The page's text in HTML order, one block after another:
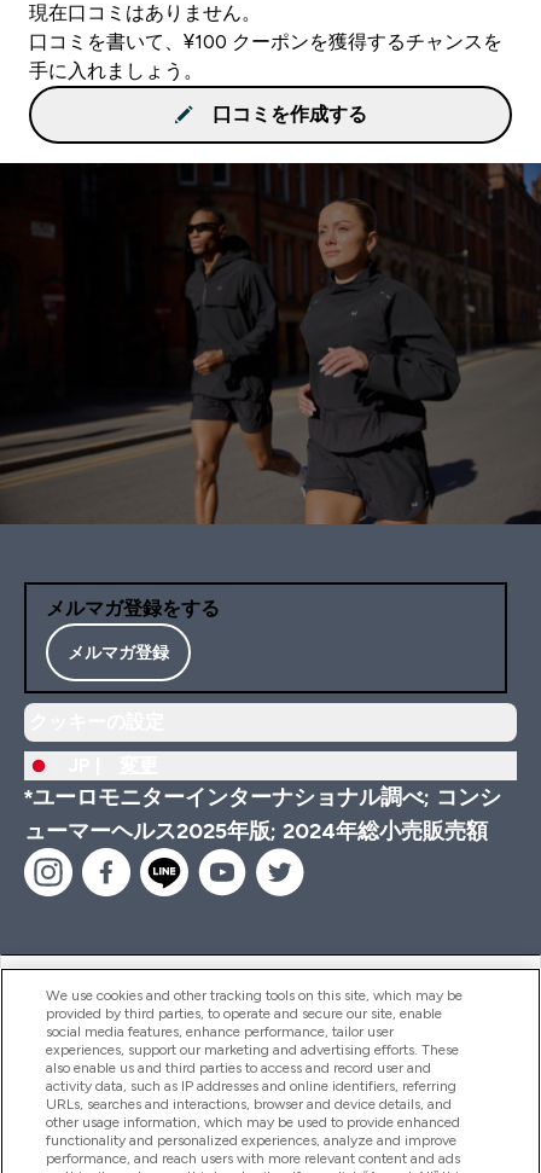
現在口コミはありません。
口コミを書いて、¥100 クーポンを獲得するチャンスを
手に入れましょう。
口コミを作成する
メルマガ登録をする
メルマガ登録
*ユーロモニターインターナショナル調べ; コンシ
ューマーヘルス2025年版; 2024年総小売販売額
ヘルプ＆ガイド
商品について
会社概要
We use cookies and other tracking tools on this site, which may be
provided by third parties, to operate and secure our site, enable
social media features, enhance performance, tailor user
experiences, support our marketing and advertising efforts. These
also enable us and third parties to access and record user and
activity data, such as IP addresses and online identifiers, referring
URLs, searches and interactions, browser and device details, and
other usage information, which may be used to provide enhanced
functionality and personalized experiences, analyze and improve
performance, and reach users with more relevant content and ads